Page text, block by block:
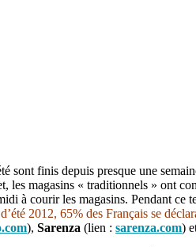
sont finis depuis presque une
les magasins « traditionnels » ont
à courir les magasins. Pendant ce
2012, 65% des Français se
), Sarenza (lien : sarenza.com)